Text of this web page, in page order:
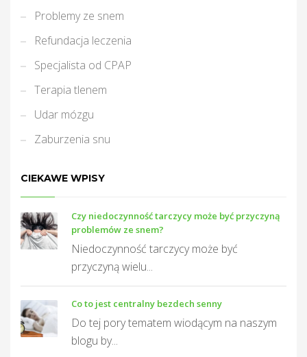
Problemy ze snem
Refundacja leczenia
Specjalista od CPAP
Terapia tlenem
Udar mózgu
Zaburzenia snu
CIEKAWE WPISY
Czy niedoczynność tarczycy może być przyczyną
problemów ze snem?
Niedoczynność tarczycy może być
przyczyną wielu...
Co to jest centralny bezdech senny
Do tej pory tematem wiodącym na naszym
blogu by...